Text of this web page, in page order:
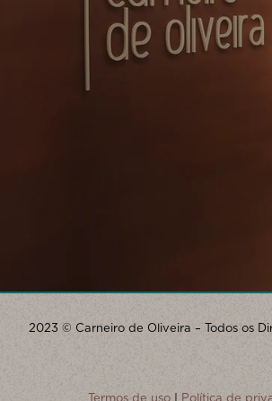
2023 © Carneiro de Oliveira – Todos os
Termos de uso Política de